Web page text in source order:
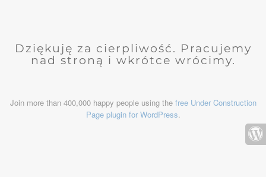
Dziękuję za cierpliwość. Pracujemy
nad stroną i wkrótce wrócimy.
Join more than 400,000 happy people using the free Under Construction
Page plugin for WordPress.